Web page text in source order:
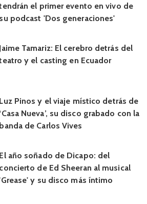
el primer evento en vivo de
su podcast 'Dos generaciones'
Jaime Tamariz: El cerebro detrás del
y el casting en Ecuador
Luz Pinos y el viaje místico detrás de
‘Casa Nueva’, su disco grabado con la
banda de Carlos Vives
El año soñado de Dicapo: del
concierto de Ed Sheeran al musical
y su disco más íntimo